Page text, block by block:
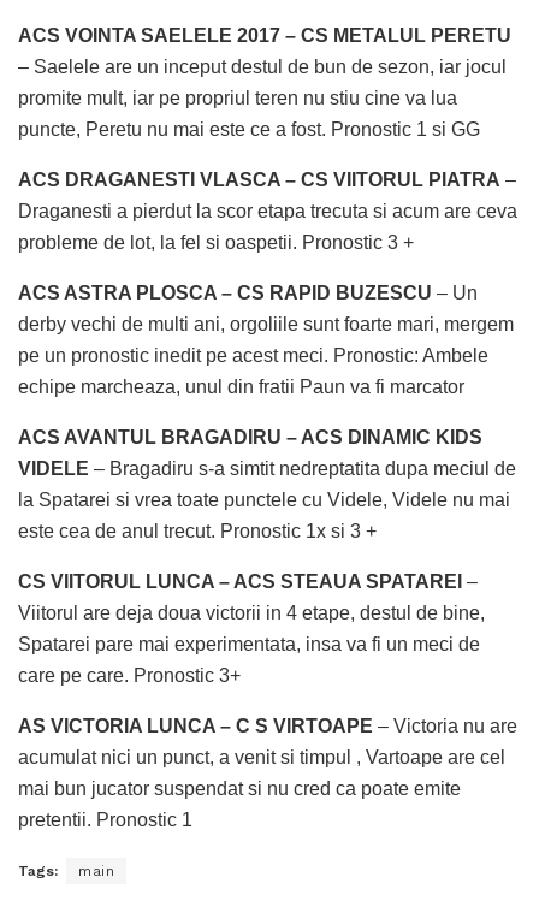
ACS VOINTA SAELELE 2017 – CS METALUL PERETU
– Saelele are un inceput destul de bun de sezon, iar jocul
promite mult, iar pe propriul teren nu stiu cine va lua
puncte, Peretu nu mai este ce a fost. Pronostic 1 si GG
ACS DRAGANESTI VLASCA – CS VIITORUL PIATRA –
Draganesti a pierdut la scor etapa trecuta si acum are ceva
probleme de lot, la fel si oaspetii. Pronostic 3 +
ACS ASTRA PLOSCA – CS RAPID BUZESCU – Un
derby vechi de multi ani, orgoliile sunt foarte mari, mergem
pe un pronostic inedit pe acest meci. Pronostic: Ambele
echipe marcheaza, unul din fratii Paun va fi marcator
ACS AVANTUL BRAGADIRU – ACS DINAMIC KIDS
VIDELE – Bragadiru s-a simtit nedreptatita dupa meciul de
la Spatarei si vrea toate punctele cu Videle, Videle nu mai
este cea de anul trecut. Pronostic 1x si 3 +
CS VIITORUL LUNCA – ACS STEAUA SPATAREI –
Viitorul are deja doua victorii in 4 etape, destul de bine,
Spatarei pare mai experimentata, insa va fi un meci de
care pe care. Pronostic 3+
AS VICTORIA LUNCA – C S VIRTOAPE – Victoria nu are
acumulat nici un punct, a venit si timpul , Vartoape are cel
mai bun jucator suspendat si nu cred ca poate emite
pretentii. Pronostic 1
Tags: main